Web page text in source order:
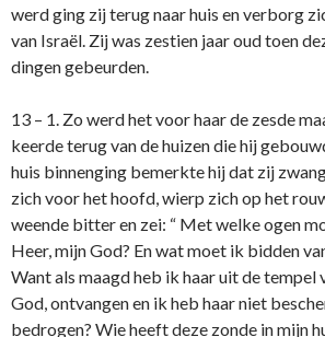
werd ging zij terug naar huis en verborg
van Israël. Zij was zestien jaar oud toen
dingen gebeurden.
13 – 1. Zo werd het voor haar de zesde
keerde terug van de huizen die hij
huis binnenging bemerkte hij dat zij
zich voor het hoofd, wierp zich op het
weende bitter en zei: “ Met welke ogen
Heer, mijn God? En wat moet ik bidden
Want als maagd heb ik haar uit de tempel
God, o­ntvangen en ik heb haar niet
bedrogen? Wie heeft deze zonde in mijn